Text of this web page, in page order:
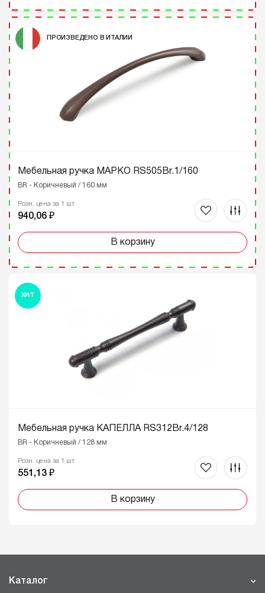
ПРОИЗВЕДЕНО В ИТАЛИИ
Мебельная ручка МАРКО RS505Br.1/160
BR - Коричневый / 160 мм
Розн. цена за 1 шт
940,06 ₽
В корзину
ХИТ
Мебельная ручка КАПЕЛЛА RS312Br.4/128
BR - Коричневый / 128 мм
Розн. цена за 1 шт
551,13 ₽
В корзину
Каталог